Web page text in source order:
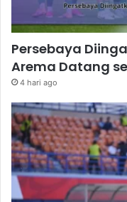
Persebaya
Arema Datang
4 hari ago